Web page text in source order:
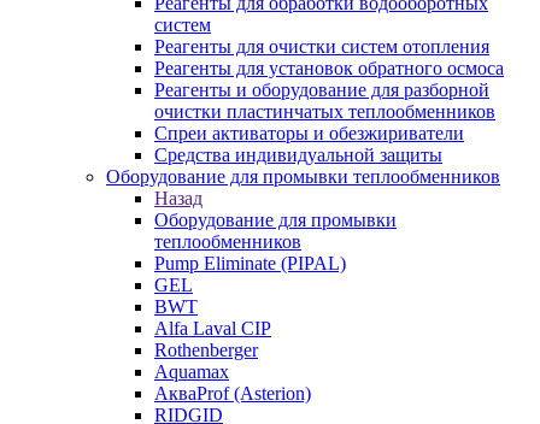
систем
Реагенты для очистки систем отопления
Реагенты для установок обратного осмоса
Реагенты и оборудование для разборной
очистки пластинчатых теплообменников
Спреи активаторы и обезжириватели
Средства индивидуальной защиты
Оборудование для промывки теплообменников
Назад
Оборудование для промывки
теплообменников
Pump Eliminate (PIPAL)
GEL
BWT
Alfa Laval CIP
Rothenberger
Aquamax
АкваProf (Asterion)
RIDGID